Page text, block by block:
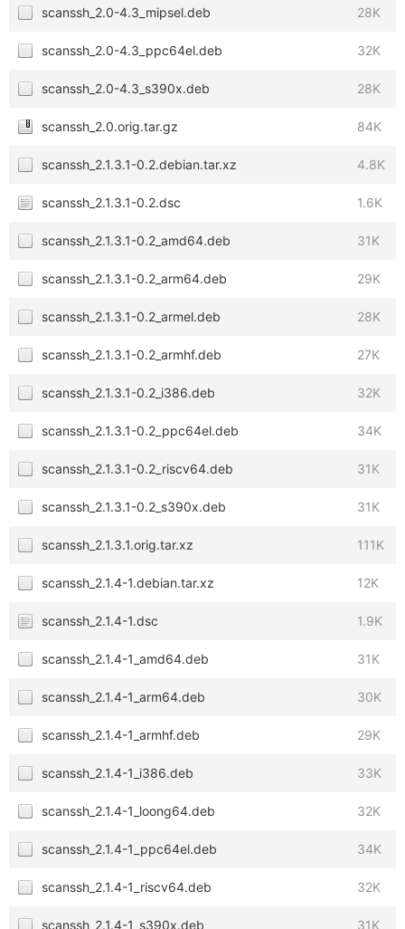
scanssh_2.0-4.3_mipsel.deb 28K
scanssh_2.0-4.3_ppc64el.deb 32K
scanssh_2.0-4.3_s390x.deb 28K
scanssh_2.0.orig.tar.gz 84K
scanssh_2.1.3.1-0.2.debian.tar.xz 4.8K
scanssh_2.1.3.1-0.2.dsc 1.6K
scanssh_2.1.3.1-0.2_amd64.deb 31K
scanssh_2.1.3.1-0.2_arm64.deb 29K
scanssh_2.1.3.1-0.2_armel.deb 28K
scanssh_2.1.3.1-0.2_armhf.deb 27K
scanssh_2.1.3.1-0.2_i386.deb 32K
scanssh_2.1.3.1-0.2_ppc64el.deb 34K
scanssh_2.1.3.1-0.2_riscv64.deb 31K
scanssh_2.1.3.1-0.2_s390x.deb 31K
scanssh_2.1.3.1.orig.tar.xz 111K
scanssh_2.1.4-1.debian.tar.xz 12K
scanssh_2.1.4-1.dsc 1.9K
scanssh_2.1.4-1_amd64.deb 31K
scanssh_2.1.4-1_arm64.deb 30K
scanssh_2.1.4-1_armhf.deb 29K
scanssh_2.1.4-1_i386.deb 33K
scanssh_2.1.4-1_loong64.deb 32K
scanssh_2.1.4-1_ppc64el.deb 34K
scanssh_2.1.4-1_riscv64.deb 32K
scanssh_2.1.4-1_s390x.deb 31K